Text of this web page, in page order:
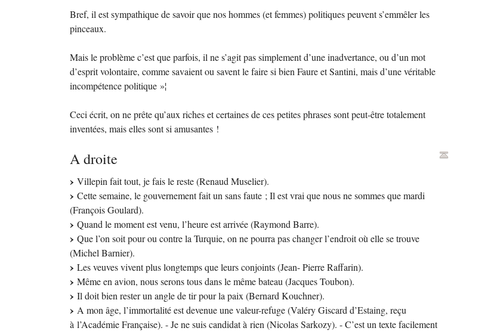
Bref, il est sympathique de savoir que nos hommes (et femmes) politiques peuvent s’emmêler les
pinceaux.
Mais le problème c’est que parfois, il ne s’agit pas simplement d’une inadvertance, ou d’un mot
d’esprit volontaire, comme savaient ou savent le faire si bien Faure et Santini, mais d’une véritable
incompétence politique »¦
Ceci écrit, on ne prête qu’aux riches et certaines de ces petites phrases sont peut-être totalement
inventées, mais elles sont si amusantes !
A droite
Villepin fait tout, je fais le reste (Renaud Muselier).
Cette semaine, le gouvernement fait un sans faute ; Il est vrai que nous ne sommes que mardi
(François Goulard).
Quand le moment est venu, l’heure est arrivée (Raymond Barre).
Que l’on soit pour ou contre la Turquie, on ne pourra pas changer l’endroit où elle se trouve
(Michel Barnier).
Les veuves vivent plus longtemps que leurs conjoints (Jean- Pierre Raffarin).
Même en avion, nous serons tous dans le même bateau (Jacques Toubon).
Il doit bien rester un angle de tir pour la paix (Bernard Kouchner).
A mon âge, l’immortalité est devenue une valeur-refuge (Valéry Giscard d’Estaing, reçu
à l’Académie Française). - Je ne suis candidat à rien (Nicolas Sarkozy). - C’est un texte facilement